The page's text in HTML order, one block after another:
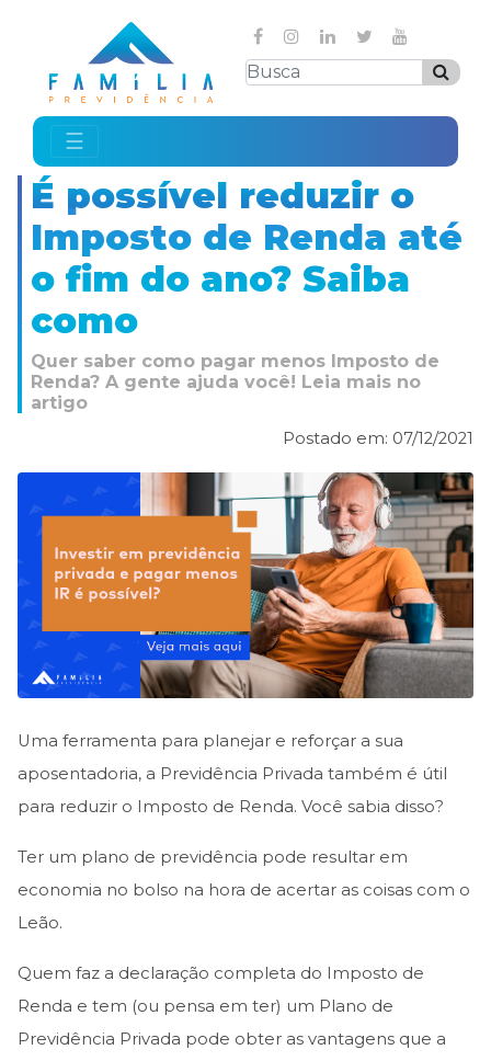
☰
É possível reduzir o
Imposto de Renda até
o fim do ano? Saiba
como
Quer saber como pagar menos Imposto de
Renda? A gente ajuda você! Leia mais no
artigo
Postado em: 07/12/2021
Uma ferramenta para planejar e reforçar a sua
aposentadoria, a Previdência Privada também é útil
para reduzir o Imposto de Renda. Você sabia disso?
Ter um plano de previdência pode resultar em
economia no bolso na hora de acertar as coisas com o
Leão.
Quem faz a declaração completa do Imposto de
Renda e tem (ou pensa em ter) um Plano de
Previdência Privada pode obter as vantagens que a